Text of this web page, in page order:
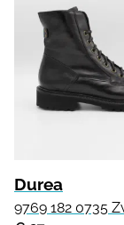
Durea
9769 182 0735